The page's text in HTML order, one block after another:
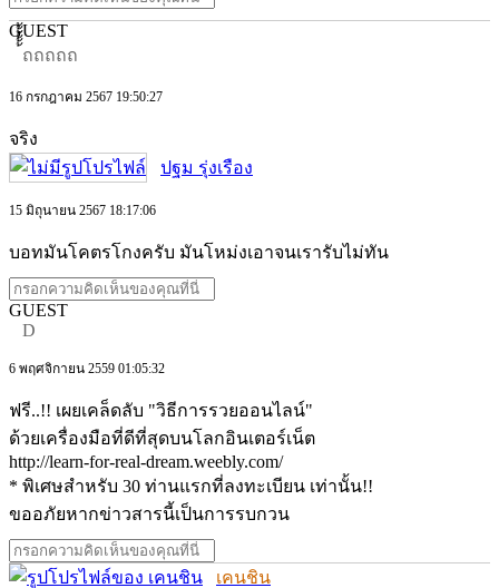
GUEST
้้้้้้ถถถถถ
16 กรกฎาคม 2567 19:50:27
จริง
ปฐม รุ่งเรือง
15 มิถุนายน 2567 18:17:06
บอทมันโคตรโกงครับ มันโหม่งเอาจนเรารับไม่ทัน
GUEST
D
6 พฤศจิกายน 2559 01:05:32
ฟรี..!! เผยเคล็ดลับ "วิธีการรวยออนไลน์"
ด้วยเครื่องมือที่ดีที่สุดบนโลกอินเตอร์เน็ต
http://learn-for-real-dream.weebly.com/
* พิเศษสำหรับ 30 ท่านแรกที่ลงทะเบียน เท่านั้น!!
ขออภัยหากข่าวสารนี้เป็นการรบกวน
เคนชิน